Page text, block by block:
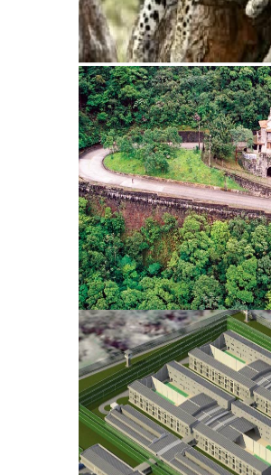
Caminhos do Mar
Complexos